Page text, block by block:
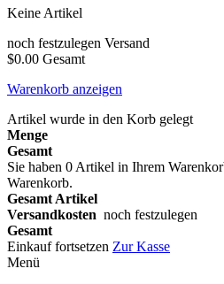
Keine Artikel
noch festzulegen Versand
$0.00 Gesamt
Warenkorb anzeigen
Artikel wurde in den Korb gelegt
Menge
Gesamt
Sie haben 0 Artikel in Ihrem
Warenkorb.
Gesamt Artikel
Versandkosten noch festzulegen
Gesamt
Einkauf fortsetzen Zur Kasse
Menü